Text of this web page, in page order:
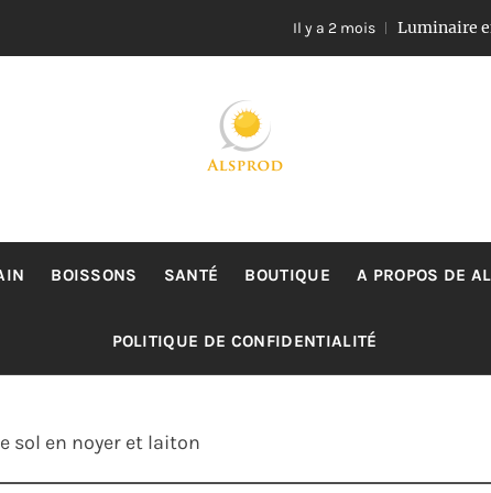
Luminaire en rotin et
ALSPROD
Site De Partage De Délicieux Plats
BOISSONS SANTÉ BOUTIQUE A PROPOS DE
POLITIQUE DE CONFIDENTIALITÉ
sol en noyer et laiton